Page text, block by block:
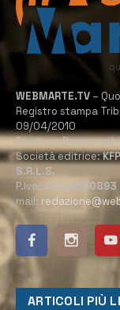
WEBMARTE.TV –
Registro stampa
09/04/2010
Direttore
Società editrice:
S.R.L.S.
P.Iva: 02184950893
mail:
ARTICOLI PIÙ